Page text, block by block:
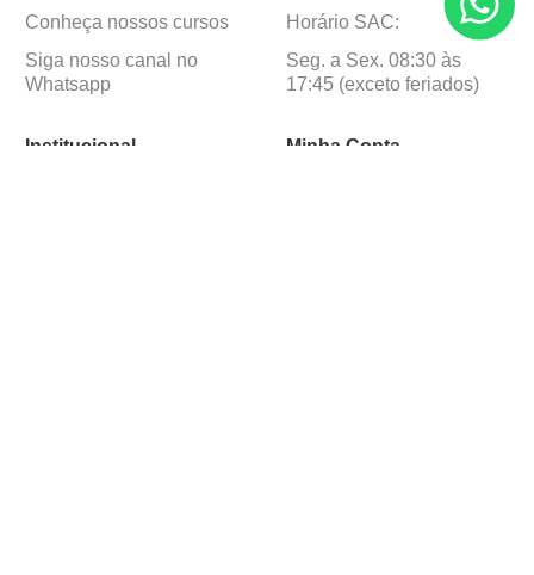
Conheça nossos cursos
Siga nosso canal no
Whatsapp
Horário SAC:
Seg. a Sex. 08:30 às
17:45 (exceto feriados)
Institucional Minha Conta